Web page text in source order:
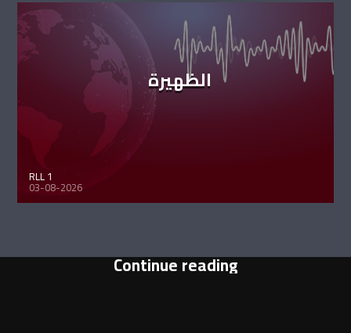
الظهيرة
RLL 1
03-08-2026
Continue reading